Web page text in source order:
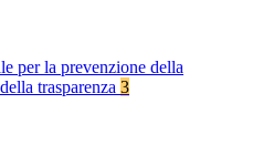
per la prevenzione della
trasparenza 3